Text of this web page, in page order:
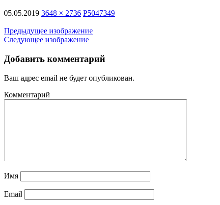
05.05.2019 3648 × 2736 P5047349
Предыдущее изображение
Следующее изображение
Добавить комментарий
Ваш адрес email не будет опубликован.
Комментарий
Имя
Email